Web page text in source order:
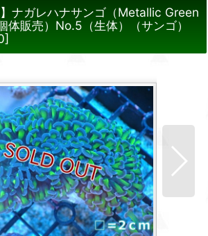
】ナガレハナサンゴ（Metallic Green
体販売）No.5（生体）（サンゴ）
]